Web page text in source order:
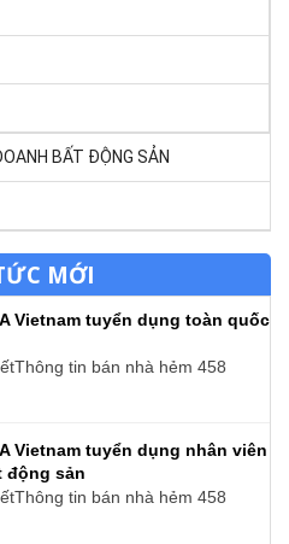
BẤT ĐỘNG SẢN
MỚI
Vietnam tuyển dụng toàn quốc
tin bán nhà hẻm 458
Vietnam tuyển dụng nhân viên
động sản
tin bán nhà hẻm 458